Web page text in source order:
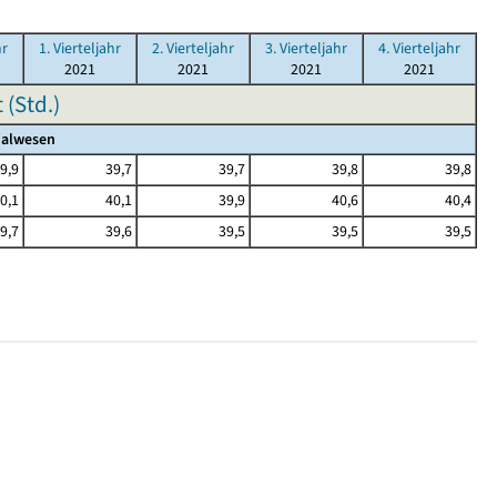
1. Vierteljahr
2021
2. Vierteljahr
2021
3. Vierteljahr
2021
4. Vierteljahr
2021
(Std.)
39,7 39,7 39,8
39,8
40,1 39,9 40,6
40,4
39,6 39,5 39,5 39,5